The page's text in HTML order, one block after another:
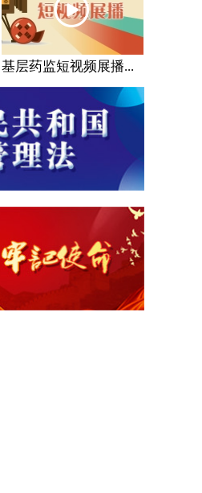
基层药监短视频展播...